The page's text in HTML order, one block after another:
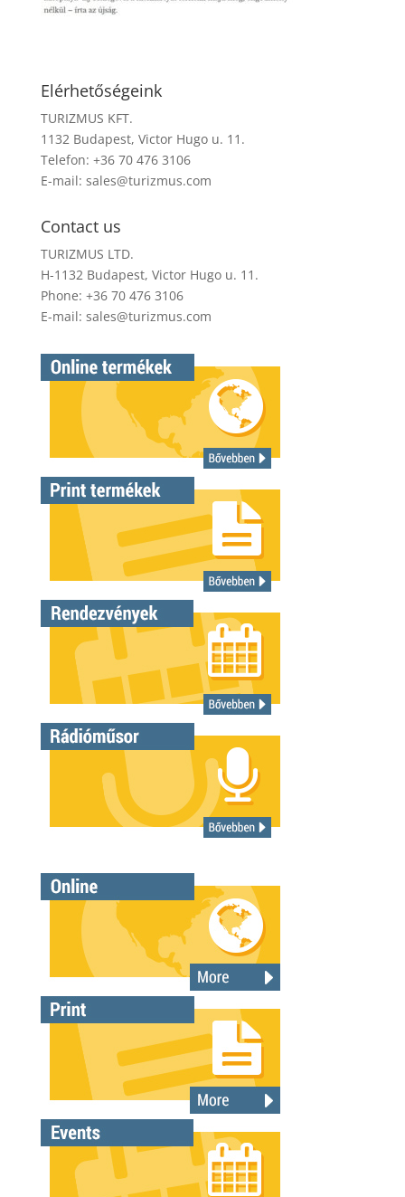
Elérhetőségeink
TURIZMUS KFT.
1132 Budapest, Victor Hugo u. 11.
Telefon: +36 70 476 3106
E-mail: sales@turizmus.com
Contact us
TURIZMUS LTD.
H-1132 Budapest, Victor Hugo u. 11.
Phone: +36 70 476 3106
E-mail: sales@turizmus.com